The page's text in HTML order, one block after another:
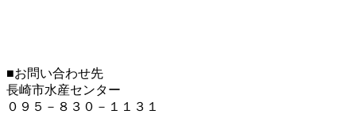
■お問い合わせ先
長崎市水産センター
０９５－８３０－１１３１